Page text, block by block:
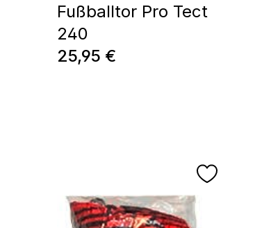
Fußballtor Pro Tect
240
Regulärer Preis:
25,95 €